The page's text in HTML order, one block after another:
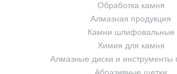
Обработка камня
Алмазная продукция
Камни шлифовальные
Химия для камня
Алмазные диски и инструменты